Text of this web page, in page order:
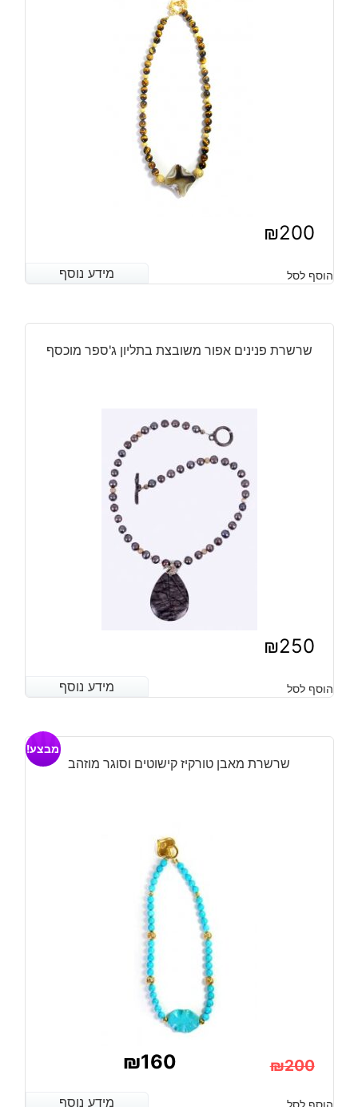
₪200
מידע נוסף הוסף לסל מידע נוסף
שרשרת פנינים אפור משובצת בתליון ג'ספר מוכסף
₪250
מידע נוסף הוסף לסל מידע נוסף
שרשרת מאבן טורקיז קישוטים וסוגר מוזהב
מבצע!
₪200
₪160
מידע נוסף הוסף לסל מידע נוסף